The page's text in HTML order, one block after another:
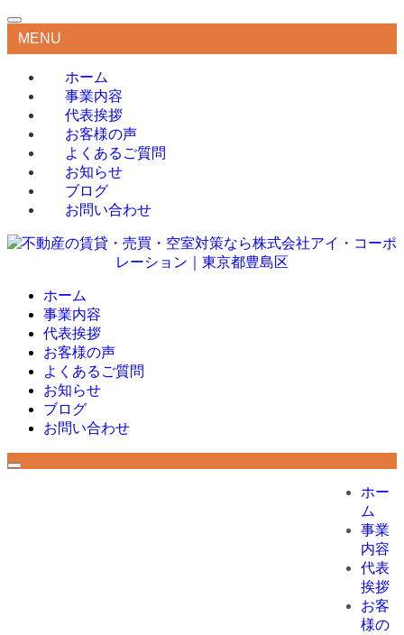
MENU
ホーム
事業内容
代表挨拶
お客様の声
よくあるご質問
お知らせ
ブログ
お問い合わせ
ホーム
事業内容
代表挨拶
お客様の声
よくあるご質問
お知らせ
ブログ
お問い合わせ
ホー
ム
事業
内容
代表
挨拶
お客
様の